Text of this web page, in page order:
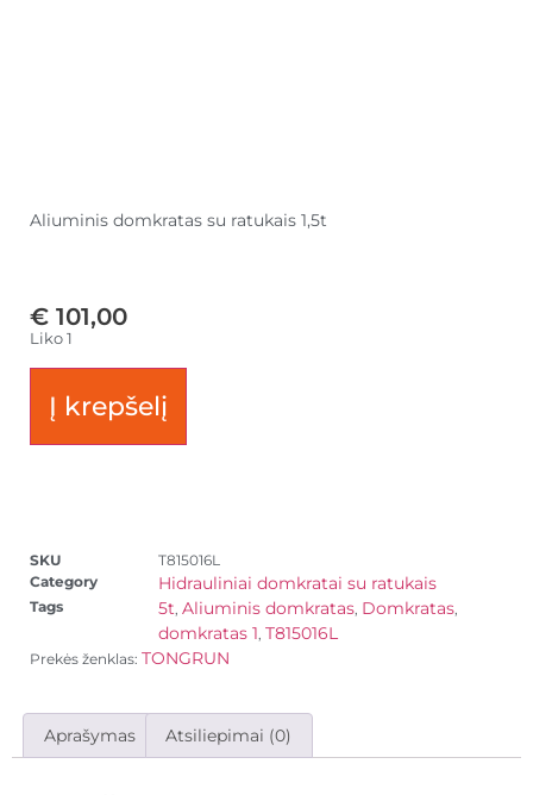
Aliuminis domkratas su ratukais 1,5t
€ 101,00
Liko 1
Į krepšelį
SKU
T815016L
Category
Hidrauliniai domkratai su ratukais
Tags 5t Aliuminis domkratas Domkratas
domkratas 1 T815016L
Prekės ženklas: TONGRUN
Aprašymas Atsiliepimai (0)